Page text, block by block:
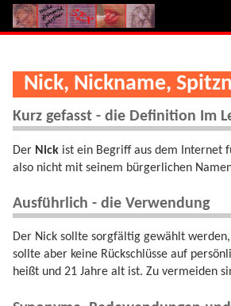
Nick, Nickname,
Kurz gefasst - die Definition Im
Der Nick ist ein Begriff aus dem Internet
also nicht mit seinem bürgerlichen
Ausführlich - die Verwendung
Der Nick sollte sorgfältig gewählt
sollte aber keine Rückschlüsse auf
heißt und 21 Jahre alt ist. Zu vermeiden